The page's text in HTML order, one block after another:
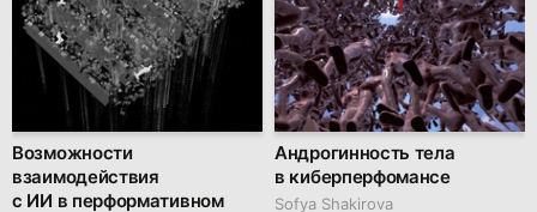
Возможности
взаимодействия
с ИИ в перформативном
Андрогинность тела
в киберперфомансе
Sofya Shakirova